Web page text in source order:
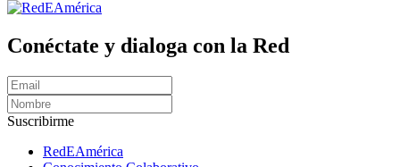
Conéctate y dialoga con la Red
Suscribirme
RedEAmérica